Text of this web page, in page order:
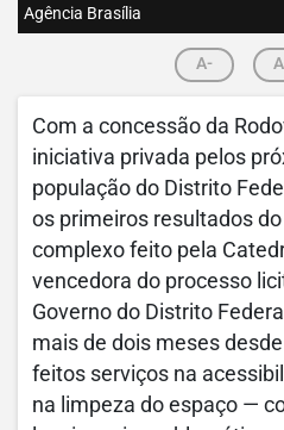
Agência Brasília
A-
Com a concessão da
iniciativa privada pelos
população do Distrito
os primeiros resultados
complexo feito pela
vencedora do processo
Governo do Distrito
mais de dois meses
feitos serviços na
na limpeza do espaço —